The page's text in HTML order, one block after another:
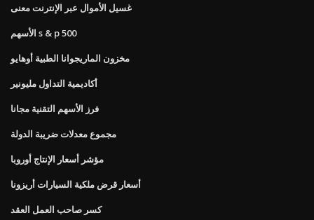
غسيل الأموال عبر الإنترنت معنى
الأسهم s & p 500
مخزون الماريجوانا الطبية أوهايو
أكاديمية التداول مليونير
فرز الأسهم التقنية مجانا
مجموع معدلات ضريبة الدولة
مؤشر أسعار الإنتاج أوروبا
أسعار قرض ملكية السيارات أريزونا
كسر صاحب العمل العقد